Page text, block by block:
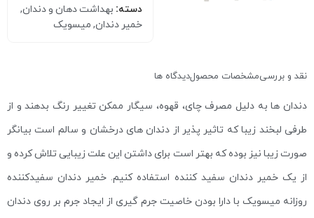
دسته: بهداشت دهان و دندان,
خمیر دندان, میسویک
نقد و بررسیمشخصات محصولدیدگاه ها
دندان ها به دلیل مصرف چای، قهوه، سیگار ممکن تغییر رنگ بدهند و از
طرفی لبخند زیبا که تاثیر پذیر از دندان های درخشان و سالم است بیانگر
صورت زیبا نیز بوده که بهتر است برای داشتن این علت زیبایی تلاش کرده و
از یک خمیر دندان سفید کننده استفاده کنیم. خمیر دندان سفیدکننده
روزانه میسویک با دارا بودن خاصیت جرم گیری از ایجاد جرم بر روی دندان